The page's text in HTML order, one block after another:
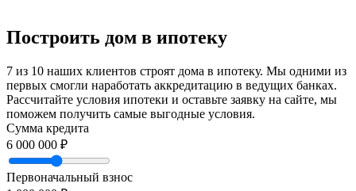
Построить дом в ипотеку
7 из 10 наших клиентов строят дома в ипотеку. Мы одними из
первых смогли наработать аккредитацию в ведущих банках.
Рассчитайте условия ипотеки и оставьте заявку на сайте, мы
поможем получить самые выгодные условия.
Сумма кредита
6 000 000 ₽
Первоначальный взнос